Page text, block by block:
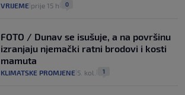
VRIJEME prije 15 h 0
FOTO / Dunav se isušuje, a na površinu
izranjaju njemački ratni brodovi i kosti
mamuta
KLIMATSKE PROMJENE 5. kol. 1